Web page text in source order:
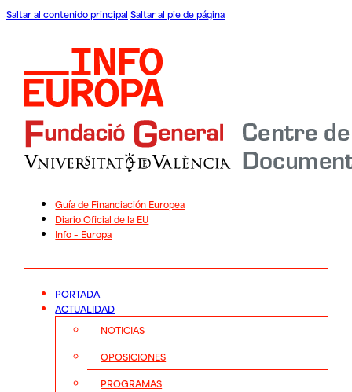
Saltar al contenido principal Saltar al pie de página
Guía de Financiación Europea
Diario Oficial de la EU
Info – Europa
PORTADA
ACTUALIDAD
NOTICIAS
OPOSICIONES
PROGRAMAS